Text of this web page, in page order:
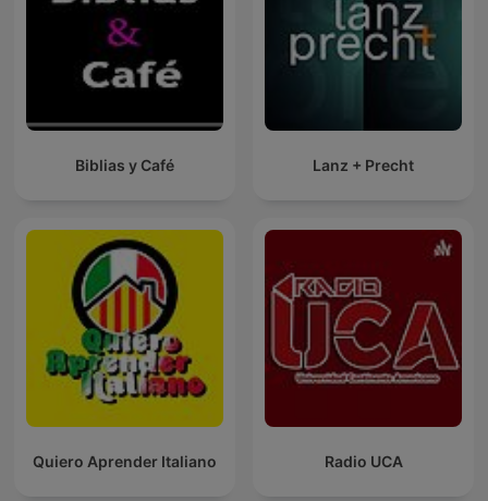
Biblias y Café Lanz + Precht
Quiero Aprender Italiano Radio UCA